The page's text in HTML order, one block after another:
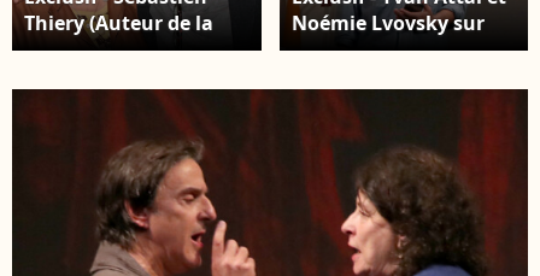
Thiery (Auteur de la
pièce), Noémie Lvovsky
à la suite de la
Générale de la Pièce "
Vidéo Club " au
Théâtre Antoine à
Paris. Le 27 Septembre
2023. © Bertrand
Rindoff / Bestimage
Noémie Lvovsky sur
scène - Générale de la
Théâtre Antoine à
2023. © Bertrand
Rindoff / Bestimage